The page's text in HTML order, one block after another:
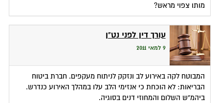
מותו צפוי מראש?
עורך דין לפני נט"ן
9 למאי 2011
המבוטח לקה באירוע לב ונזקק לניתוח מעקפים. חברת ביטוח
הבריאות: לא הוכחת כי אנזימי הלב עלו במהלך האירוע כנדרש.
ביהמ"ש השלום והמחוזי דנים בסוגיה.